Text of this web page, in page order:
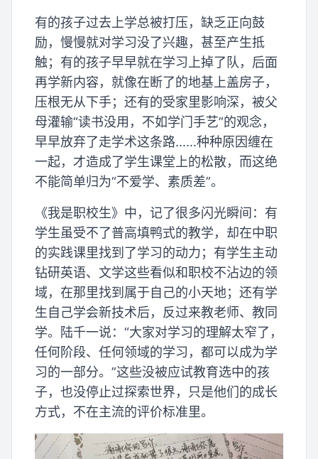
有的孩子过去上学总被打压，缺乏正向鼓
励，慢慢就对学习没了兴趣，甚至产生抵
触；有的孩子早早就在学习上掉了队，后面
再学新内容，就像在断了的地基上盖房子，
压根无从下手；还有的受家里影响深，被父
母灌输“读书没用，不如学门手艺”的观念，
早早放弃了走学术这条路......种种原因缠在
一起，才造成了学生课堂上的松散，而这绝
不能简单归为“不爱学、素质差”。
《我是职校生》中，记了很多闪光瞬间：有
学生虽受不了普高填鸭式的教学，却在中职
的实践课里找到了学习的动力；有学生主动
钻研英语、文学这些看似和职校不沾边的领
域，在那里找到属于自己的小天地；还有学
生自己学会新技术后，反过来教老师、教同
学。陆千一说：“大家对学习的理解太窄了，
任何阶段、任何领域的学习，都可以成为学
习的一部分。”这些没被应试教育选中的孩
子，也没停止过探索世界，只是他们的成长
方式，不在主流的评价标准里。